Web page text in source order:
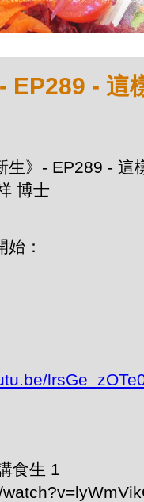
EP289 - 這
生》- EP289 - 這
博士
：
食生 1